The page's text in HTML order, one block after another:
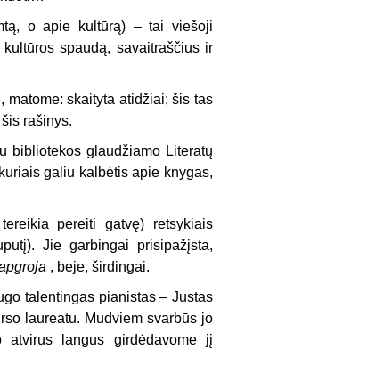
o apie kultūrą) – tai viešoji
spaudą, savaitraščius ir
matome: skaityta atidžiai; šis tas
rašinys.
bibliotekos glaudžiamo Literatų
galiu kalbėtis apie knygas,
pereiti gatvę) retsykiais
Jie garbingai prisipažįsta,
, beje, širdingai.
talentingas pianistas – Justas
laureatu. Mudviem svarbūs jo
langus girdėdavome jį